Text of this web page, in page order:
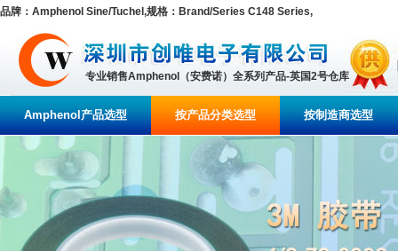
品牌：Amphenol Sine/Tuchel,规格：Brand/Series C148 Series,
专业销售Amphenol（安费诺）全系列产品-英国2号仓库
Amphenol产品选型 按产品分类选型 按制造商选型